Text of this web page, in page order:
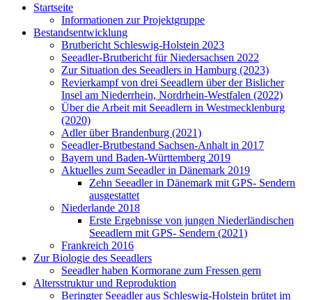
Startseite
Informationen zur Projektgruppe
Bestandsentwicklung
Brutbericht Schleswig-Holstein 2023
Seeadler-Brutbericht für Niedersachsen 2022
Zur Situation des Seeadlers in Hamburg (2023)
Revierkampf von drei Seeadlern über der Bislicher
Insel am Niederrhein, Nordrhein-Westfalen (2022)
Über die Arbeit mit Seeadlern in Westmecklenburg
(2020)
Adler über Brandenburg (2021)
Seeadler-Brutbestand Sachsen-Anhalt in 2017
Bayern und Baden-Württemberg 2019
Aktuelles zum Seeadler in Dänemark 2019
Zehn Seeadler in Dänemark mit GPS- Sendern
ausgestattet
Niederlande 2018
Erste Ergebnisse von jungen Niederländischen
Seeadlern mit GPS- Sendern (2021)
Frankreich 2016
Zur Biologie des Seeadlers
Seeadler haben Kormorane zum Fressen gern
Altersstruktur und Reproduktion
Beringter Seeadler aus Schleswig-Holstein brütet im